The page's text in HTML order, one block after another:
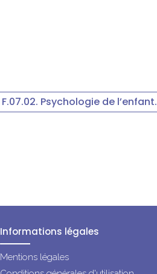
F.07.02. Psychologie de l’enfant.
Informations légales
Mentions légales